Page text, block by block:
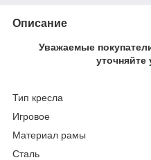
Описание
Уважаемые
уточняйте
Тип кресла
Игровое
Материал рамы
Сталь